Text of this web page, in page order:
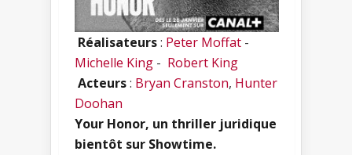
Réalisateurs: Peter Moffat -
Michelle King - Robert King
Acteurs: Bryan Cranston, Hunter
Doohan
Your Honor, un thriller juridique
bientôt sur Showtime.